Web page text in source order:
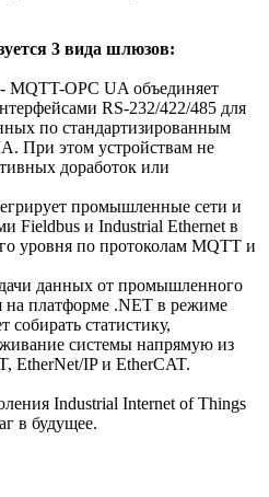
3 вида шлюзов:
MQTT-OPC UA объединяет
RS-232/422/485 для
по стандартизированным
При этом устройствам не
доработок или
промышленные сети и
Fieldbus и Industrial Ethernet в
уровня по протоколам MQTT и
данных от промышленного
на платформе .NET в режиме
собирать статистику,
системы напрямую из
EtherNet/IP и EtherCAT.
Industrial Internet of Things
в будущее.